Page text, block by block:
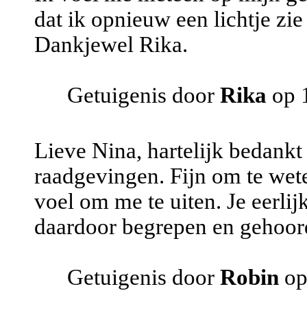
dat ik opnieuw een lichtje
Dankjewel Rika.
Getuigenis door Rika op
Lieve Nina, hartelijk
raadgevingen. Fijn om te
voel om me te uiten. Je
daardoor begrepen en
Getuigenis door Robin